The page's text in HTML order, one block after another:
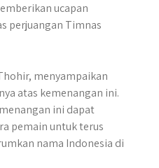
ucapan
perjuangan Timnas
menyampaikan
atas kemenangan ini.
ini dapat
pemain untuk terus
nama Indonesia di